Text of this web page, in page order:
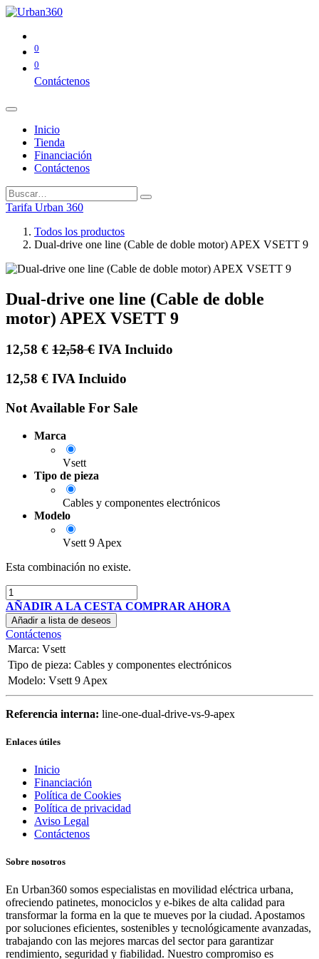
0
0
Contáctenos
Inicio
Tienda
Financiación
Contáctenos
Tarifa Urban 360
Todos los productos
Dual-drive one line (Cable de doble motor) APEX VSETT 9
Dual-drive one line (Cable de doble
motor) APEX VSETT 9
12,58 € 12,58€ IVA Incluido
12,58 € IVA Incluido
Not Available For Sale
Marca
Vsett
Tipo de pieza
Cables y componentes electrónicos
Modelo
Vsett 9 Apex
Esta combinación no existe.
AÑADIR A LA CESTA COMPRAR AHORA
Añadir a lista de deseos
Contáctenos
Marca: Vsett
Tipo de pieza: Cables y componentes electrónicos
Modelo: Vsett 9 Apex
Referencia interna: line-one-dual-drive-vs-9-apex
Enlaces útiles
Inicio
Financiación
Política de Cookies
Política de privacidad
Aviso Legal
Contáctenos
Sobre nosotros
En Urban360 somos especialistas en movilidad eléctrica urbana,
ofreciendo patinetes, monociclos y e-bikes de alta calidad para
transformar la forma en la que te mueves por la ciudad. Apostamos
por soluciones eficientes, sostenibles y tecnológicamente avanzadas,
trabajando con las mejores marcas del sector para garantizar
rendimiento, seguridad y fiabilidad. Nuestro compromiso es